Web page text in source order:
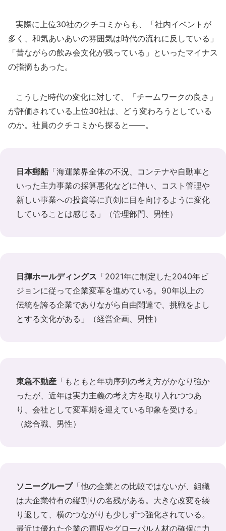
実際に上位30社のクチコミからも、「社内イベントが
多く、和気あいあいの雰囲気は時代の流れに反している」
「昔ながらの飲み会文化が残っている」といったマイナス
の指摘もあった。
こうした時代の変化に対して、「チームワークの良さ」
が評価されている上位30社は、どう変わろうとしている
のか。社員のクチコミから探ると――。
日本郵船「海運業界全体の不況、コンテナや自動車と
いった主力事業の採算悪化などに伴い、コスト管理や
新しい事業への投資等に真剣に目を向けるように変化
していることは感じる」（管理部門、男性）
日揮ホールディングス 「2021年に制定した2040年ビ
ジョンに従って企業変革を進めている。90年以上の
伝統を誇る企業でありながら自由闊達で、挑戦をよし
とする文化がある」（経営企画、男性）
東急不動産 「もともと年功序列の考え方がかなり強か
ったが、近年は実力主義の考え方を取り入れつつあ
り、会社として変革期を迎えている印象を受ける」
（総合職、男性）
ソニーグループ「他の企業との比較ではないが、組織
は大企業特有の縦割りの名残がある。大きな改変を繰
り返して、横のつながりも少しずつ強化されている。
最近は優れた企業の買収やグローバル人材の確保に力